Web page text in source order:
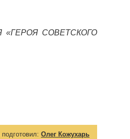
СОВЕТСКОГО
Олег Кожухарь